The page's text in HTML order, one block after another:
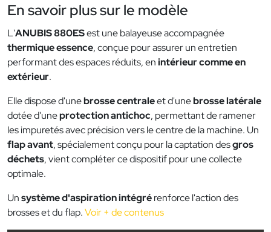
En savoir plus sur le modèle
L'ANUBIS 880ESest une balayeuse accompagnée
thermique essence, conçue pour assurer un entretien
performant des espaces réduits, enintérieur comme en
extérieur.
Elle dispose d'unebrosse centraleet d'unebrosse latérale
dotée d'uneprotection antichoc, permettant de ramener
les impuretés avec précision vers le centre de la machine. Un
flap avant, spécialement conçu pour la captation desgros
déchets, vient compléter ce dispositif pour une collecte
optimale.
Unsystème d'aspiration intégrérenforce l'action des
brosses et du flap.Voir + de contenus